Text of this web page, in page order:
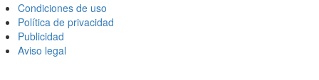
Condiciones de uso
Política de privacidad
Publicidad
Aviso legal